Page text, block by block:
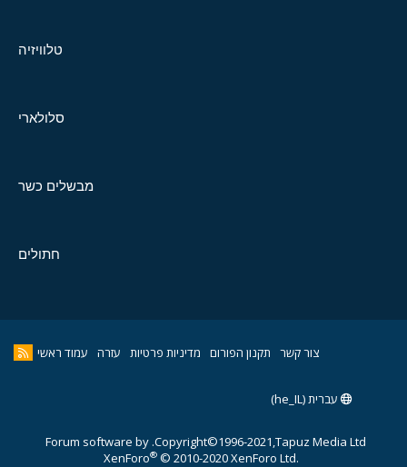
טלוויזיה
סלולארי
מבשלים כשר
חתולים
צור קשר תקנון הפורום מדיניות פרטיות עזרה עמוד ראשי
עברית (he_IL)
Copyright©1996-2021,Tapuz Media Ltd.
Forum software by
XenForo® © 2010-2020 XenForo Ltd.